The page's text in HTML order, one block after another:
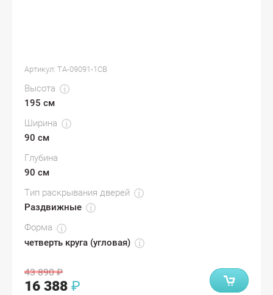
Артикул: TA-09091-1CB
Высота
195 см
Ширина
90 см
Глубина
90 см
Тип раскрывания дверей
Раздвижные
Форма
четверть круга (угловая)
43 890 ₽
16 388 ₽